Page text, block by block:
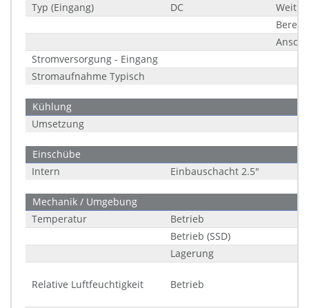
Typ (Eingang)
DC
Stromversorgung - Eingang
Stromaufnahme Typisch
Kühlung
Umsetzung
Einschübe
Intern
Einbauschacht 2.5"
Mechanik / Umgebung
Temperatur
Betrieb
Betrieb (SSD)
Lagerung
Relative Luftfeuchtigkeit Betrieb